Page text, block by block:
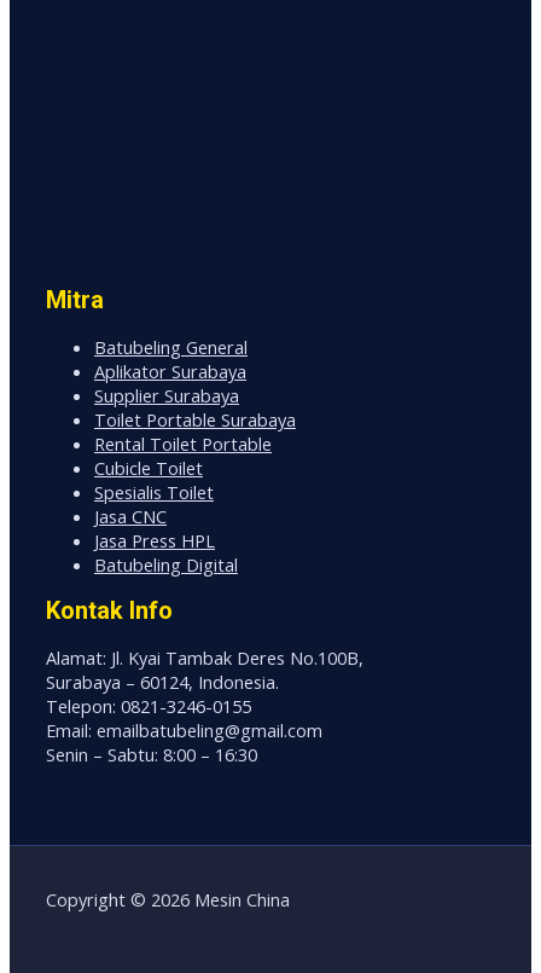
Mitra
Batubeling General
Aplikator Surabaya
Supplier Surabaya
Toilet Portable Surabaya
Rental Toilet Portable
Cubicle Toilet
Spesialis Toilet
Jasa CNC
Jasa Press HPL
Batubeling Digital
Kontak Info
Alamat: Jl. Kyai Tambak Deres No.100B,
Surabaya – 60124, Indonesia.
Telepon: 0821-3246-0155
Email: emailbatubeling@gmail.com
Senin – Sabtu: 8:00 – 16:30
Copyright © 2026 Mesin China